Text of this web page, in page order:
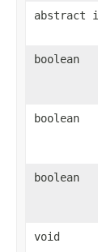
abstract
boolean
boolean
boolean
void